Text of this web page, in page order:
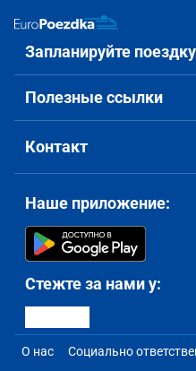
Запланируйте поездку
Полезные ссылки
Контакт
Наше приложение:
Стежте за нами у:
О нас Социально